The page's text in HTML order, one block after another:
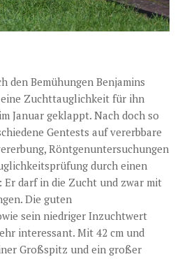
den Bemühungen Benjamins
Zuchttauglichkeit für ihn
Januar geklappt. Nach doch so
Gentests auf vererbbare
Röntgenuntersuchungen
durch einen
darf in die Zucht und zwar mit
Die guten
sein niedriger Inzuchtwert
interessant. Mit 42 cm und
Großspitz und ein großer